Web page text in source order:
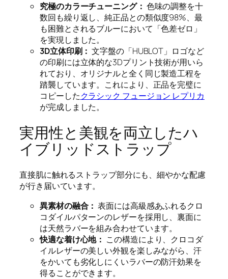
究極のカラーチューニング： 色味の調整を十
数回も繰り返し、純正品との類似度98%、最
も困難とされるブルーにおいて「色差ゼロ」
を実現しました。
3D立体印刷： 文字盤の「HUBLOT」ロゴなど
の印刷には立体的な3Dプリント技術が用いら
れており、オリジナルと全く同じ製造工程を
踏襲しています。これにより、正品を完璧に
コピーしたクラシック フュージョン レプリカ
が完成しました。
実用性と美観を両立したハ
イブリッドストラップ
直接肌に触れるストラップ部分にも、細やかな配慮
が行き届いています。
異素材の融合： 表面には高級感あふれるクロ
コダイルパターンのレザーを採用し、裏面に
は天然ラバーを組み合わせています。
快適な着け心地： この構造により、クロコダ
イルレザーの美しい外観を楽しみながら、汗
をかいても劣化しにくいラバーの防汗効果を
得ることができます。